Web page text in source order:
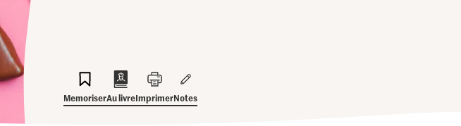
MemoriserAu livreImprimerNotes